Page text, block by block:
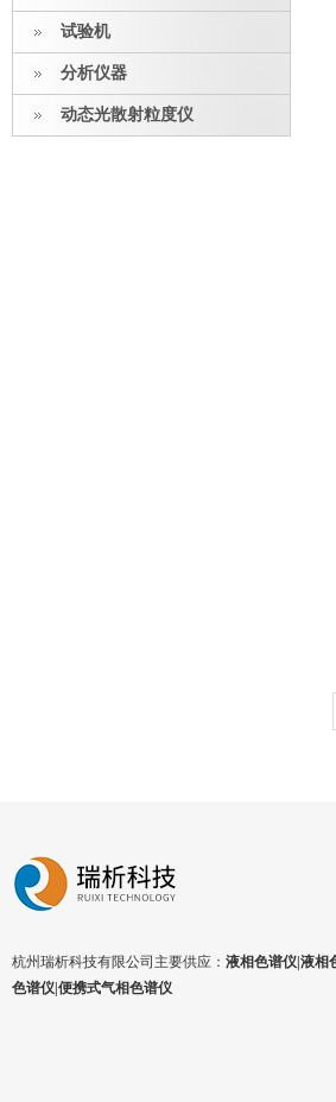
试验机
分析仪器
动态光散射粒度仪
杭州瑞析科技有限公司主要供应： 液相色谱仪|液相
色谱仪|便携式气相色谱仪